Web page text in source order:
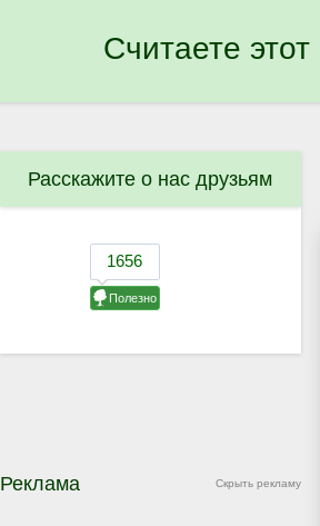
Считаете
Расскажите о нас друзьям
Скрыть рекламу
Реклама